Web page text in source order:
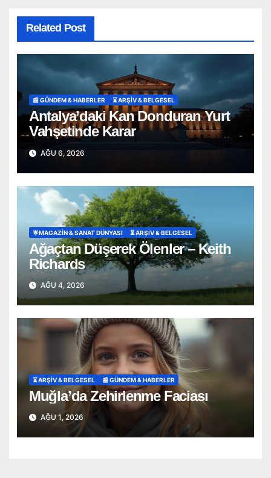
Related Post
📰 GÜNDEM & HABERLER ⏳ ARŞİV & BELGESEL
Antalya’daki Kan Donduran Yurt
Vahşetinde Karar
AĞU 6, 2026
🌟MAGAZIN & SANAT DÜNYASI ⏳ ARŞİV & BELGESEL
Ağaçtan Düşerek Ölenler – Keith
Richards
AĞU 4, 2026
⏳ ARŞİV & BELGESEL 📰 GÜNDEM & HABERLER
Muğla’da Zehirlenme Faciası
AĞU 1, 2026